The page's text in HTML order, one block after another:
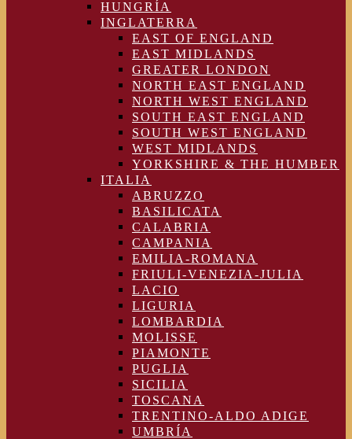
HUNGRÍA
INGLATERRA
EAST OF ENGLAND
EAST MIDLANDS
GREATER LONDON
NORTH EAST ENGLAND
NORTH WEST ENGLAND
SOUTH EAST ENGLAND
SOUTH WEST ENGLAND
WEST MIDLANDS
YORKSHIRE & THE HUMBER
ITALIA
ABRUZZO
BASILICATA
CALABRIA
CAMPANIA
EMILIA-ROMANA
FRIULI-VENEZIA-JULIA
LACIO
LIGURIA
LOMBARDIA
MOLISSE
PIAMONTE
PUGLIA
SICILIA
TOSCANA
TRENTINO-ALDO ADIGE
UMBRÍA